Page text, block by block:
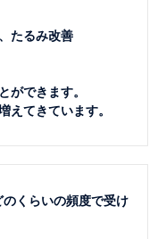
たるみ改善
ができます。
えてきています。
くらいの頻度で受け